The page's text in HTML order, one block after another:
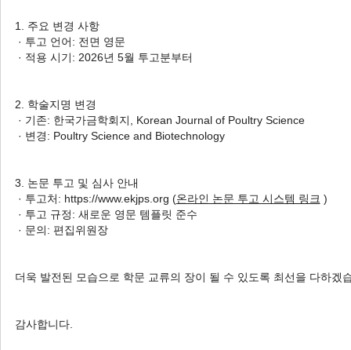
정재용1 ,김관응 ,
병기5,†
on Egg Production and Egg Quality
during Late Phase of Laying Hens
Lee
,Hoi Chang Yang
Ki An5 †
Author Information & Copyright
Accepted:Nov 09, 2021
1. 주요 변경 사항
· 투고 언어: 전면 영문
· 적용 시기: 2026년 5월 투고분부터
2. 학술지명 변경
· 기존: 한국가금학회지, Korean Journal of Poultry Science
· 변경: Poultry Science and Biotechnology
3. 논문 투고 및 심사 안내
· 투고처: https://www.ekjps.org (온라인 논문 투고 시스템 링크 )
· 투고 규정: 새로운 영문 템플릿 준수
· 문의: 편집위원장
더욱 발전된 모습으로 학문 교류의 장이 될 수 있도록 최선을 다하겠
감사합니다.